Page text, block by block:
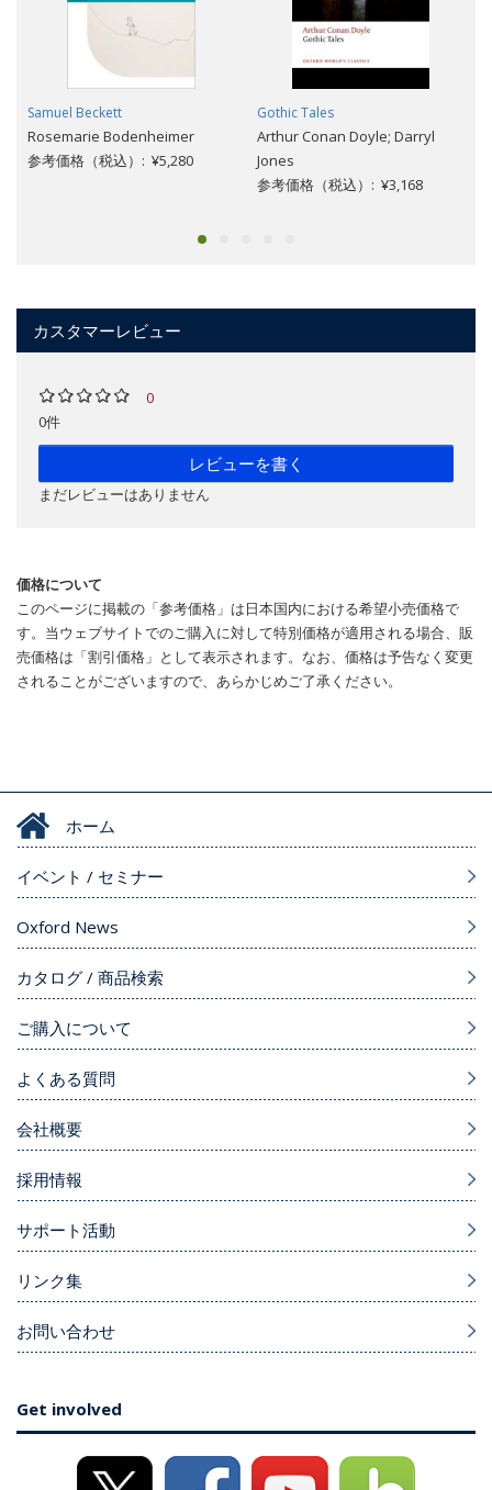
Samuel Beckett
Rosemarie Bodenheimer
参考価格（税込）: ¥5,280
Gothic Tales
Arthur Conan Doyle; Darryl
Jones
参考価格（税込）: ¥3,168
カスタマーレビュー
0
0件
レビューを書く
まだレビューはありません
価格について
このページに掲載の「参考価格」は日本国内における希望小売価格で
す。当ウェブサイトでのご購入に対して特別価格が適用される場合、販
売価格は「割引価格」として表示されます。なお、価格は予告なく変更
されることがございますので、あらかじめご了承ください。
ホーム
イベント / セミナー
Oxford News
カタログ / 商品検索
ご購入について
よくある質問
会社概要
採用情報
サポート活動
リンク集
お問い合わせ
Get involved